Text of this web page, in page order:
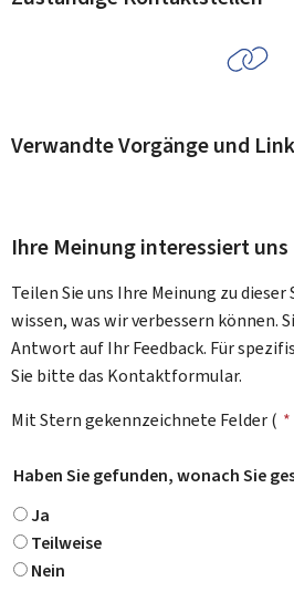
Verwandte Vorgänge und
Ihre Meinung interessiert uns
Teilen Sie uns Ihre Meinung zu dieser
wissen, was wir verbessern können.
Antwort auf Ihr Feedback. Für
Sie bitte das Kontaktformular.
Mit Stern gekennzeichnete Felder ( *
Haben Sie gefunden, wonach Sie
Ja
Teilweise
Nein